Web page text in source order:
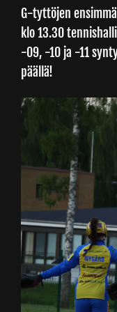
G-tyttöjen
klo 13.30
-09, -10 ja -11
päällä!